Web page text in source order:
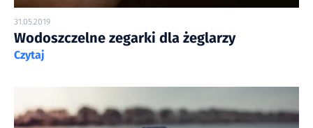
31.05.2019
Wodoszczelne zegarki dla żeglarzy
Czytaj